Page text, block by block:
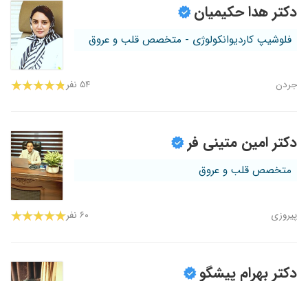
دکتر هدا حکیمیان
فلوشیپ کاردیوانکولوژی - متخصص قلب و عروق
جردن ۵۴ نفر
دکتر امین متینی فر
متخصص قلب و عروق
پیروزی ۶۰ نفر
دکتر بهرام پیشگو